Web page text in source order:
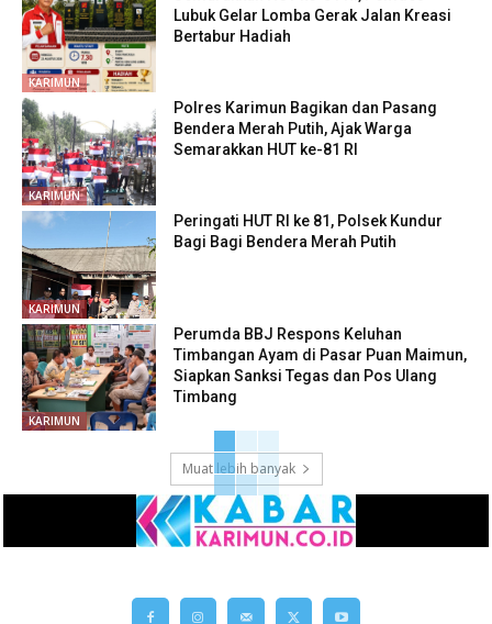
KARIMUN
Lubuk Gelar Lomba Gerak Jalan Kreasi
Bertabur Hadiah
KARIMUN
Polres Karimun Bagikan dan Pasang
Bendera Merah Putih, Ajak Warga
Semarakkan HUT ke-81 RI
KARIMUN
Peringati HUT RI ke 81, Polsek Kundur
Bagi Bagi Bendera Merah Putih
KARIMUN
Perumda BBJ Respons Keluhan
Timbangan Ayam di Pasar Puan Maimun,
Siapkan Sanksi Tegas dan Pos Ulang
Timbang
Muat lebih banyak